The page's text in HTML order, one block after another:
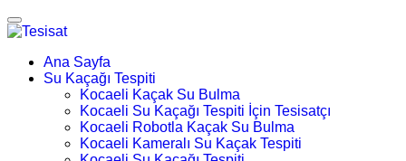
Ana Sayfa
Su Kaçağı Tespiti
Kocaeli Kaçak Su Bulma
Kocaeli Su Kaçağı Tespiti İçin Tesisatçı
Kocaeli Robotla Kaçak Su Bulma
Kocaeli Kameralı Su Kaçak Tespiti